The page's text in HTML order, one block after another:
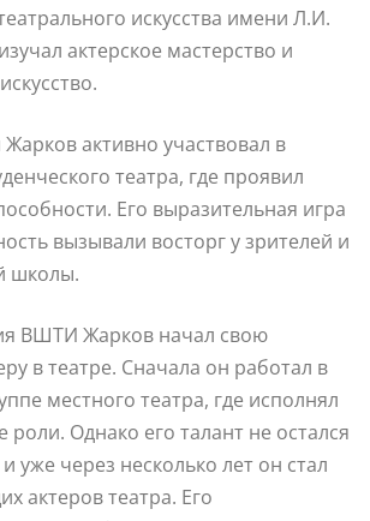
искусства имени Л.И.
актерское мастерство и
активно участвовал в
театра, где проявил
Его выразительная игра
вызывали восторг у зрителей и
школы.
ВШТИ Жарков начал свою
в театре. Сначала он работал в
местного театра, где исполнял
роли. Однако его талант не остался
уже через несколько лет он стал
актеров театра. Его